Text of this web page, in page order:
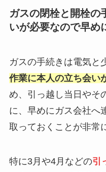
ガスの閉栓と開栓の
いが必要なので早め
ガスの手続きは電気と
作業に本人の立ち会い
め、引っ越し当日やそ
に、早めにガス会社へ
取っておくことが非常
特に3月や4月などの引